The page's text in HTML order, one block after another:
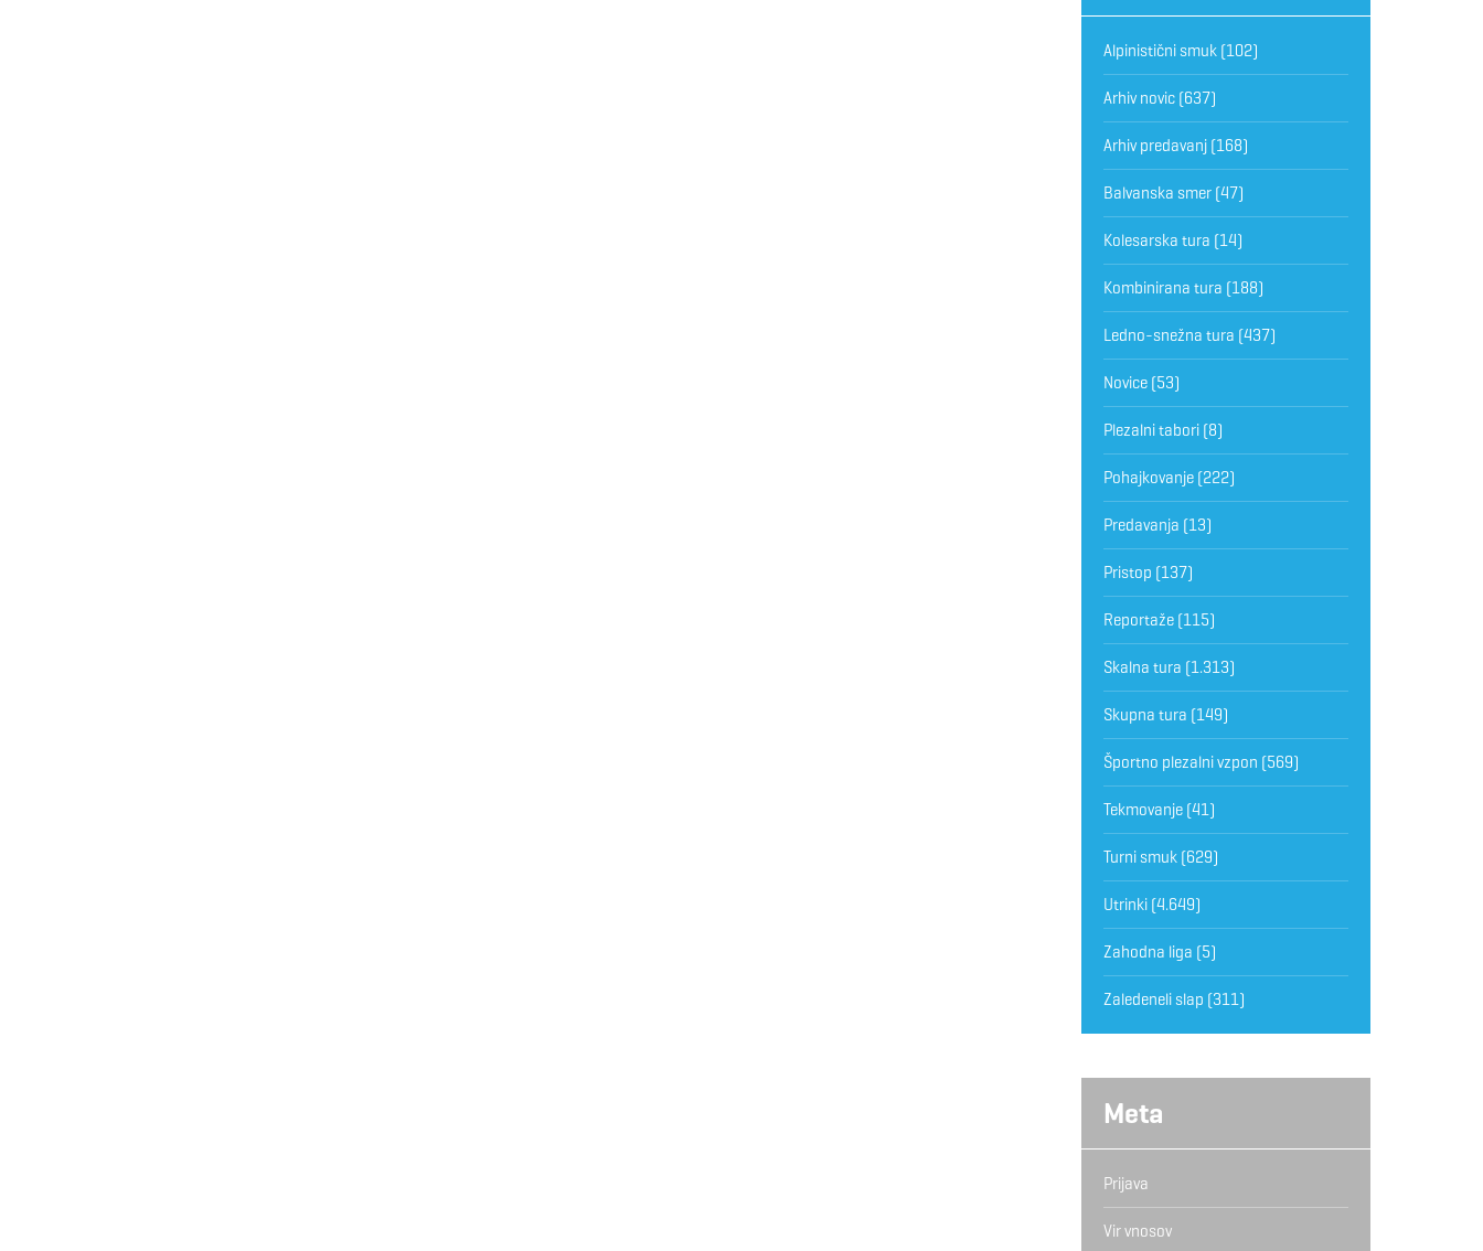
Alpinistični smuk(102)
Arhiv novic(637)
Arhiv predavanj(168)
Balvanska smer(47)
Kolesarska tura (14)
Kombinirana tura (188)
Ledno-snežna tura (437)
Novice(53)
Plezalni tabori(8)
Pohajkovanje(222)
Predavanja (13)
Pristop (137)
Reportaže(115)
Skalna tura (1.313)
Skupna tura (149)
Športno plezalni vzpon (569)
Tekmovanje(41)
Turni smuk(629)
Utrinki(4.649)
Zahodna liga (5)
Zaledeneli slap (311)
Meta
Prijava
Vir vnosov